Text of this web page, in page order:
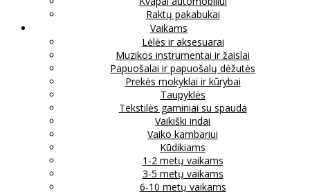
Raktų pakabukai
Vaikams
Lėlės ir aksesuarai
Muzikos instrumentai ir žaislai
Papuošalai ir papuošalų dėžutės
Prekės mokyklai ir kūrybai
Taupyklės
Tekstilės gaminiai su spauda
Vaikiški indai
Vaiko kambariui
Kūdikiams
1-2 metų vaikams
3-5 metų vaikams
6-10 metų vaikams